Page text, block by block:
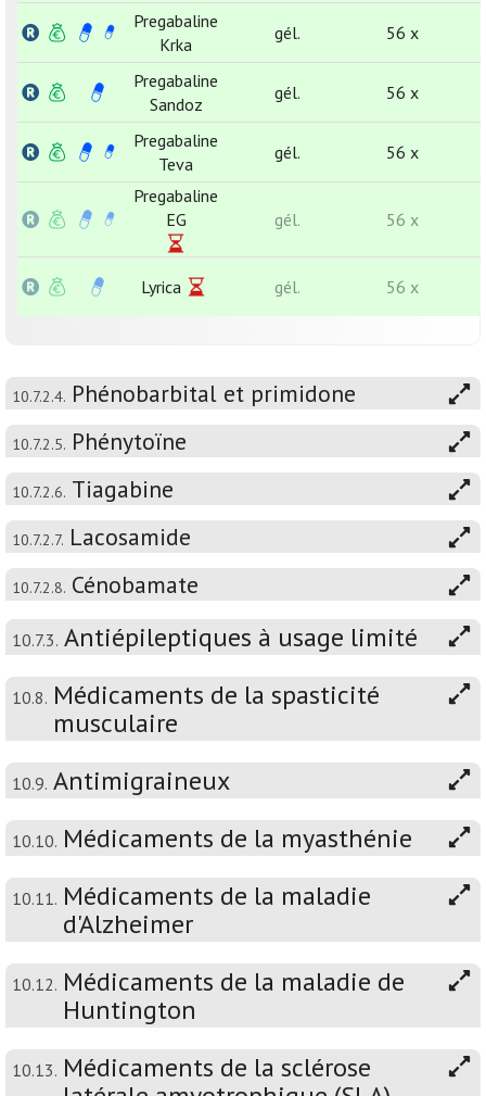
Pregabaline
Krka
gél. 56 x
Pregabaline
Sandoz
gél. 56 x
Pregabaline
Teva
gél.
56 x
Pregabaline
EG
gél. 56 x
Lyrica gél. 56 x
10.7.2.4. Phénobarbital et primidone
10.7.2.5. Phénytoïne
10.7.2.6. Tiagabine
10.7.2.7. Lacosamide
10.7.2.8. Cénobamate
10.7.3. Antiépileptiques à usage limité
10.8. Médicaments de la spasticité
musculaire
10.9. Antimigraineux
10.10. Médicaments de la myasthénie
10.11. Médicaments de la maladie
d'Alzheimer
10.12. Médicaments de la maladie de
Huntington
10.13. Médicaments de la sclérose